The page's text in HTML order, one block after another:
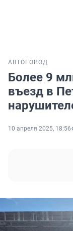
АВТО ГОРОД
Более 9
въезд в
10 апреля 2025, 18:56